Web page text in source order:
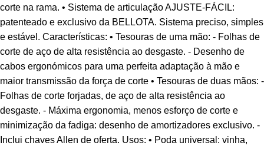
corte na rama. • Sistema de articulação AJUSTE-FÁCIL:
patenteado e exclusivo da BELLOTA. Sistema preciso, simples
e estável. Características: • Tesouras de uma mão: - Folhas de
corte de aço de alta resistência ao desgaste. - Desenho de
cabos ergonómicos para uma perfeita adaptação à mão e
maior transmissão da força de corte • Tesouras de duas mãos: -
Folhas de corte forjadas, de aço de alta resistência ao
desgaste. - Máxima ergonomia, menos esforço de corte e
minimização da fadiga: desenho de amortizadores exclusivo. -
Inclui chaves Allen de oferta. Usos: • Poda universal: vinha,